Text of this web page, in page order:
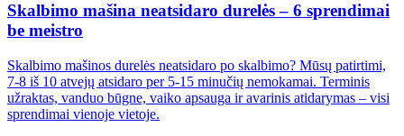
Skalbimo mašina neatsidaro durelės – 6 sprendimai
be meistro
Skalbimo mašinos durelės neatsidaro po skalbimo? Mūsų patirtimi,
7-8 iš 10 atvejų atsidaro per 5-15 minučių nemokamai. Terminis
užraktas, vanduo būgne, vaiko apsauga ir avarinis atidarymas – visi
sprendimai vienoje vietoje.